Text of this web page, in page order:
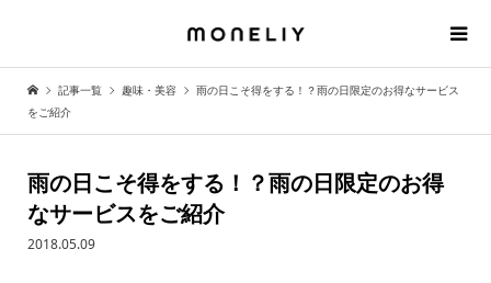
記事一覧 趣味・美容
雨の日こそ得をする！？雨の日限定のお得なサービス
をご紹介
雨の日こそ得をする！？雨の日限定のお得
なサービスをご紹介
2018.05.09